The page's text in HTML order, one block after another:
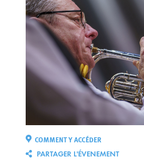
COMMENT Y ACCÉDER
PARTAGER L'ÉVENEMENT